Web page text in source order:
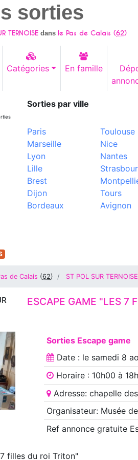
sorties
TERNOISE dans le Pas de Calais (62)
Catégories En famille
Sorties par ville
Paris
Marseille
Lyon
Lille
Brest
Dijon
Bordeaux
Toulouse
Nice
Nantes
Tours
Avignon
de Calais (62) ST POL SUR TERNOISE
ESCAPE GAME "LES 7
Sorties Escape game
Date : le samedi 8
Horaire : 10h00 à
Adresse: chapelle
Organisateur: Musée
Ref annoncegratuite
filles du roi Triton"